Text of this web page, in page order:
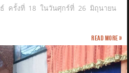
ครั้งที่ 18 ในวันศุกร์ที่ 26 มิถุนายน
Read more »